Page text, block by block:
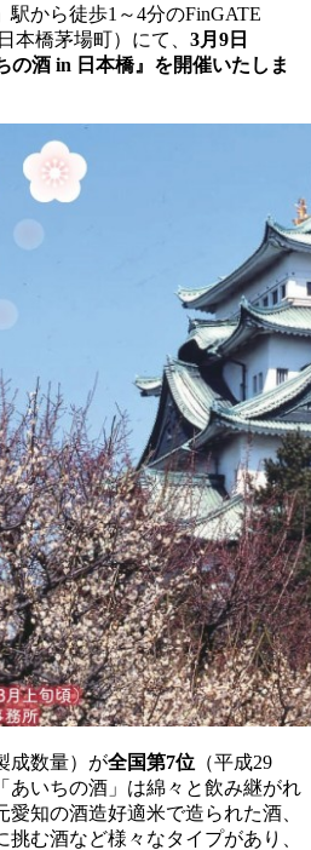
駅から徒歩1～4分のFinGATE
本橋茅場町）にて、 3月9日
の酒 in 日本橋』を開催いたしま
成数量）が全国第7位 （平成29
あいちの酒」は綿々と飲み継がれ
知の酒造好適米で造られた酒、
む酒など様々なタイプがあり、